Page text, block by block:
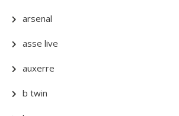
arsenal
asse live
auxerre
b twin